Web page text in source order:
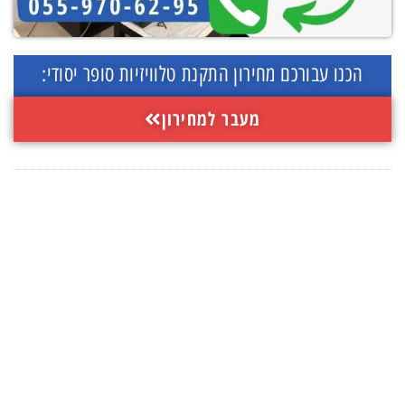
הכנו עבורכם מחירון התקנת טלוויזיות סופר יסודי:
מעבר למחירון